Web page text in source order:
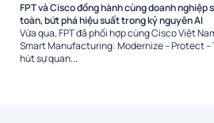
FPT và Cisco đồng hành cùng doanh nghiệp
toàn, bứt phá hiệu suất trong kỷ nguyên AI
Vừa qua, FPT đã phối hợp cùng Cisco Việt
Smart Manufacturing: Modernize – Protect –
hút sự quan...